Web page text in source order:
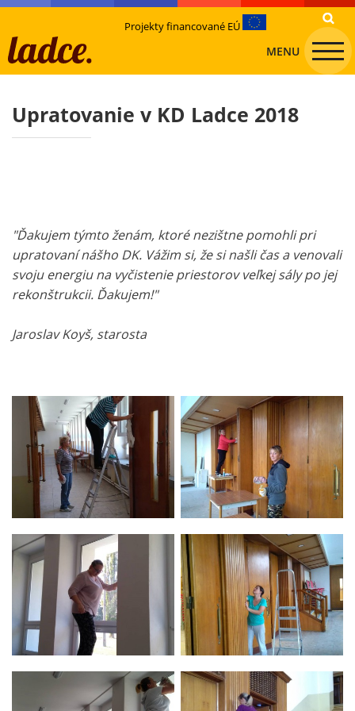
Projekty financované EÚ
MENU
Upratovanie v KD Ladce 2018
"Ďakujem týmto ženám, ktoré nezištne pomohli pri
upratovaní nášho DK. Vážim si, že si našli čas a venovali
svoju energiu na vyčistenie priestorov veľkej sály po jej
rekonštrukcii. Ďakujem!"
Jaroslav Koyš, starosta